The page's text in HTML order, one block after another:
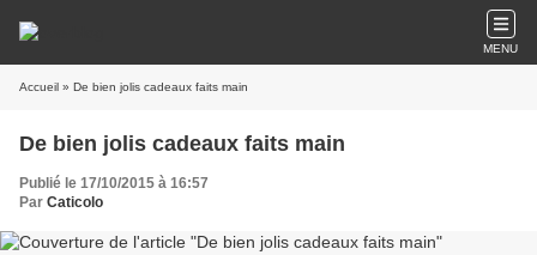
MENU
Accueil » De bien jolis cadeaux faits main
De bien jolis cadeaux faits main
Publié le 17/10/2015 à 16:57
Par Caticolo